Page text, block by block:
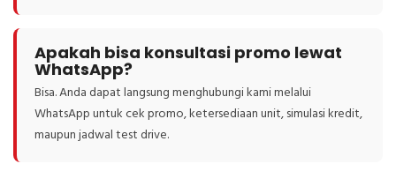
Apakah bisa konsultasi promo lewat
WhatsApp?
Bisa. Anda dapat langsung menghubungi kami melalui
WhatsApp untuk cek promo, ketersediaan unit, simulasi kredit,
maupun jadwal test drive.